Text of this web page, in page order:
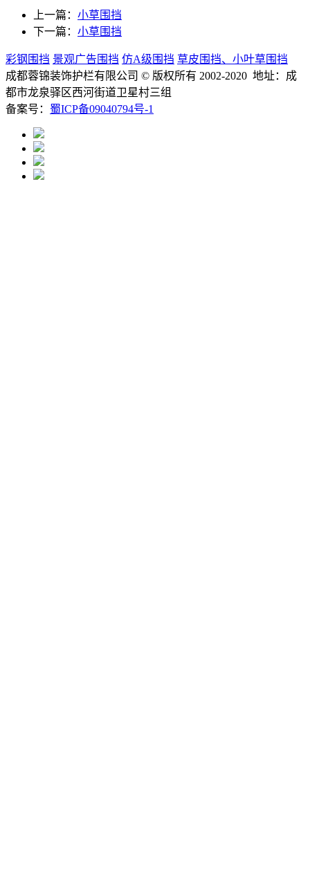
上一篇： 小草围挡
下一篇： 小草围挡
彩钢围挡 景观广告围挡 仿A级围挡 草皮围挡、小叶草围挡
成都蓉锦装饰护栏有限公司 © 版权所有 2002-2020 地址：成
都市龙泉驿区西河街道卫星村三组
备案号： 蜀ICP备09040794号-1